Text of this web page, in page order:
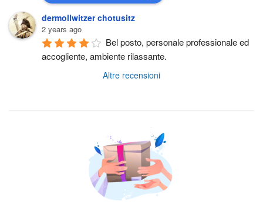
dermollwitzer chotusitz
2 years ago
Bel posto, personale professionale ed
accogliente, ambiente rilassante.
Altre recensioni